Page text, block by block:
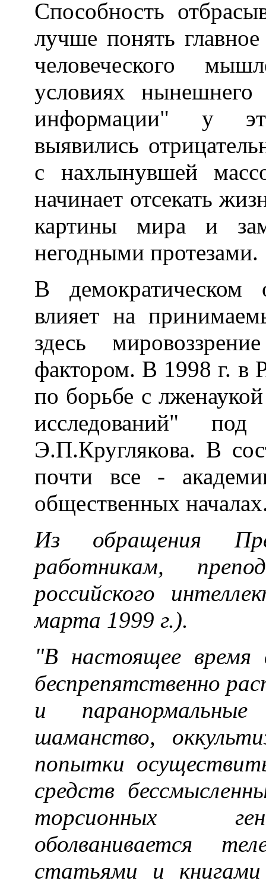
Способность
лучше понять
человеческого
условиях нынешнего
информации" у
выявились
с нахлынувшей
начинает отсекать
картины мира и
негодными протезами.
В демократическом
влияет на
здесь
фактором. В 1998 г. в
по борьбе с
исследований" под
Э.П.Круглякова. В
почти все -
общественных
Из обращения
работникам,
российского
марта 1999 г.).
"В настоящее
беспрепятственно
и паранормальные
шаманство,
попытки
средств
торсионных
оболванивается
статьями и книгами